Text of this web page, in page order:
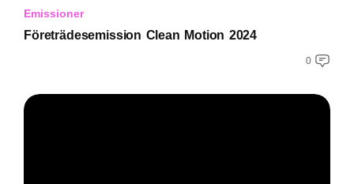
Emissioner
Företrädesemission Clean Motion 2024
0